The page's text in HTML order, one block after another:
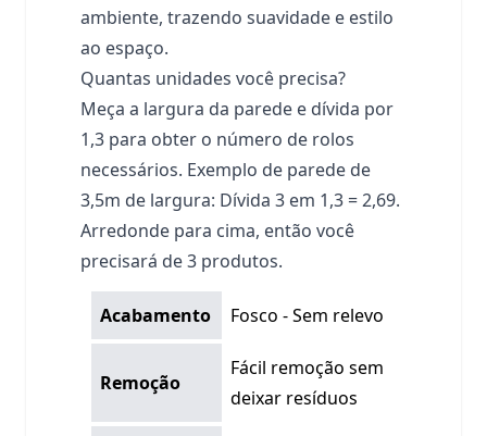
ambiente, trazendo suavidade e estilo
ao espaço.
Quantas unidades você precisa?
Meça a largura da parede e dívida por
1,3 para obter o número de rolos
necessários. Exemplo de parede de
3,5m de largura: Dívida 3 em 1,3 = 2,69.
Arredonde para cima, então você
precisará de 3 produtos.
Acabamento Fosco - Sem relevo
Remoção
Fácil remoção sem
deixar resíduos